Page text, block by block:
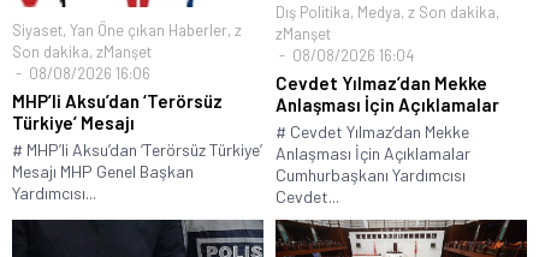
Siyaset, Yan Öne çıkan Haberler, z
Son dakika, zManşet
08/08/2026 16:06
MHP’li Aksu’dan ‘Terörsüz
Türkiye’ Mesajı
# MHP’li Aksu’dan ‘Terörsüz Türkiye’
Mesajı MHP Genel Başkan
Yardımcısı...
Dış Politika, Medya, z Son dakika,
zManşet
08/08/2026 16:04
Cevdet Yılmaz’dan Mekke
Anlaşması İçin Açıklamalar
# Cevdet Yılmaz’dan Mekke
Anlaşması İçin Açıklamalar
Cumhurbaşkanı Yardımcısı
Cevdet...